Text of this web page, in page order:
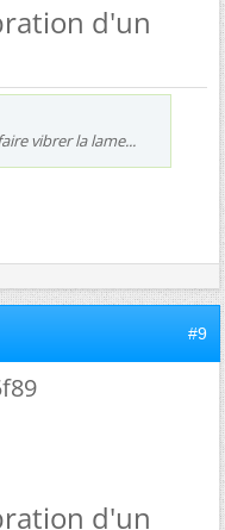
d'un
vibrer la lame...
#9
d'un